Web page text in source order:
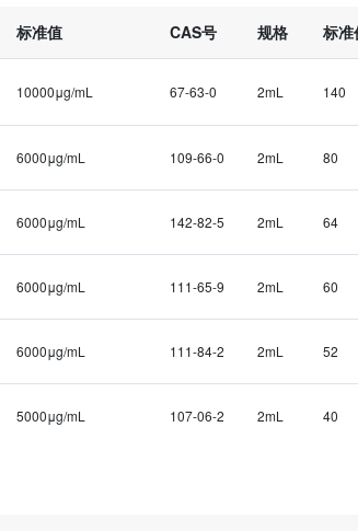
不同浓度
不同浓度
不同浓度
10μg/mL
100μg/mL
100μg/mL
标准值 CAS号 规格 标准
10000μg/mL 67-63-0 2mL 140
6000μg/mL 109-66-0 2mL 80
6000μg/mL 142-82-5 2mL 64
6000μg/mL 111-65-9 2mL 60
6000μg/mL 111-84-2 2mL 52
5000μg/mL 107-06-2 2mL 40